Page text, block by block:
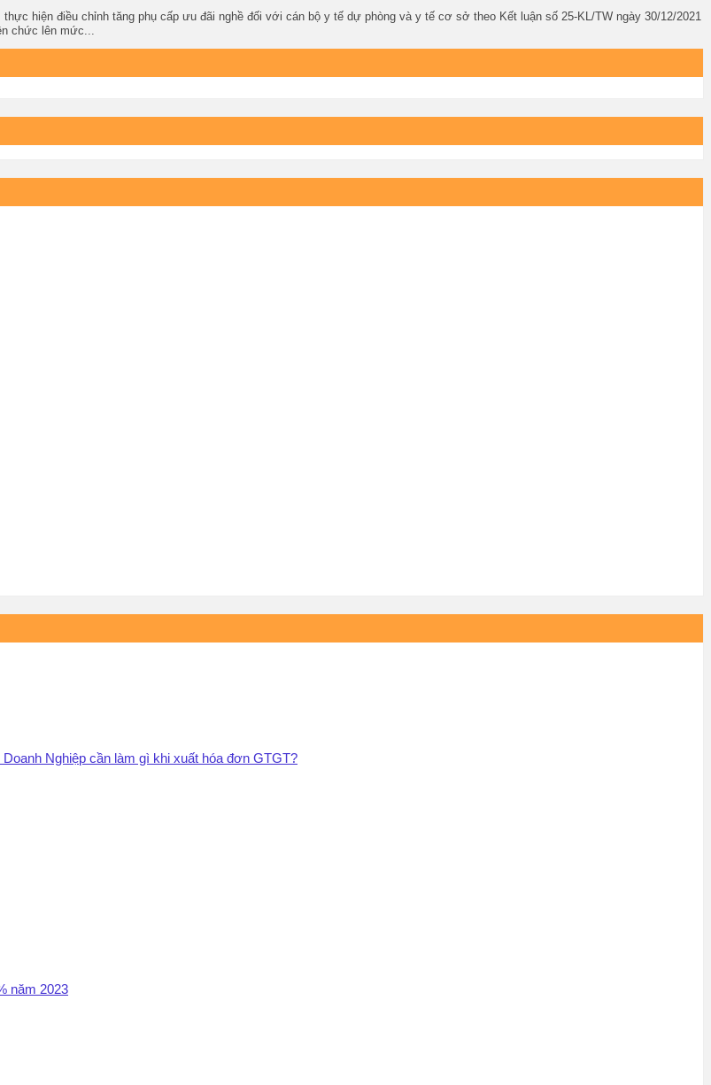
thực hiện điều chỉnh tăng phụ cấp ưu đãi nghề đối với cán bộ y tế dự phòng và y tế cơ sở theo Kết luận số 25-KL/TW ngày 30/12/2021
chức lên mức...
Nghiệp cần làm gì khi xuất hóa đơn GTGT?
năm 2023